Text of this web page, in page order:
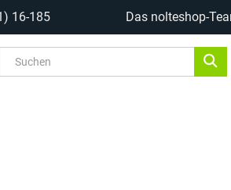
16-185 Das nolteshop-